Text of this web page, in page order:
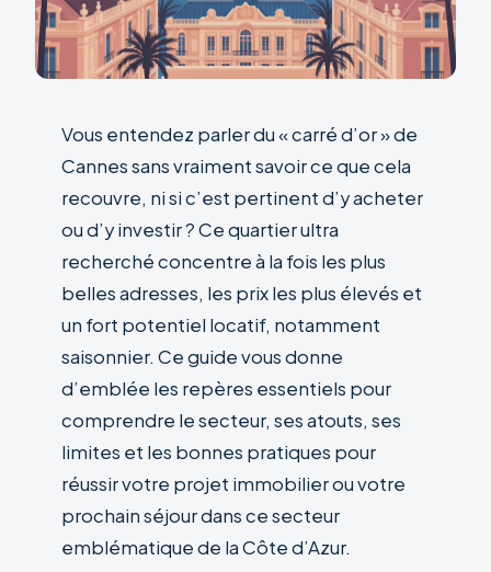
Vous entendez parler du « carré d’or » de
Cannes sans vraiment savoir ce que cela
recouvre, ni si c’est pertinent d’y acheter
ou d’y investir ? Ce quartier ultra
recherché concentre à la fois les plus
belles adresses, les prix les plus élevés et
un fort potentiel locatif, notamment
saisonnier. Ce guide vous donne
d’emblée les repères essentiels pour
comprendre le secteur, ses atouts, ses
limites et les bonnes pratiques pour
réussir votre projet immobilier ou votre
prochain séjour dans ce secteur
emblématique de la Côte d’Azur.